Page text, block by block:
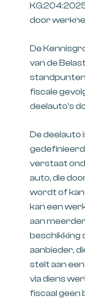
door
De
van de
fiscale
deelauto’s
De deelauto
verstaat
auto, die
wordt of
kan een
aan
beschikking
aanbieder,
stelt aan
via diens
fiscaal geen